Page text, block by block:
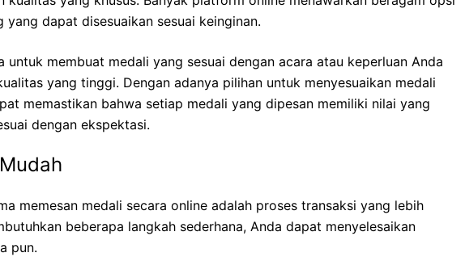
yang dapat disesuaikan sesuai keinginan.
untuk membuat medali yang sesuai dengan acara atau keperluan Anda
yang tinggi. Dengan adanya pilihan untuk menyesuaikan medali
memastikan bahwa setiap medali yang dipesan memiliki nilai yang
dengan ekspektasi.
memesan medali secara online adalah proses transaksi yang lebih
beberapa langkah sederhana, Anda dapat menyelesaikan
pun.